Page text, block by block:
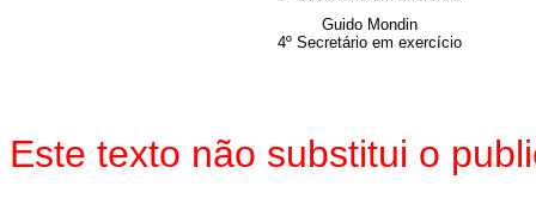
Guido Mondin
4º Secretário em exercício
Este texto não substitui o